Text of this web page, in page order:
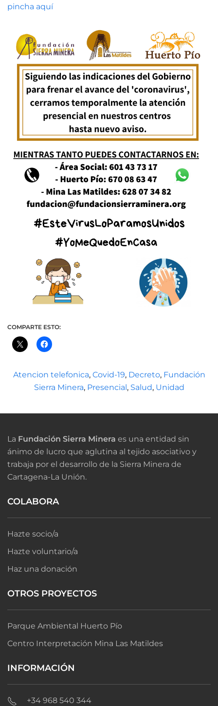
pincha aquí
COMPARTE ESTO:
Atencion telefonica, Covid-19, Decreto, Fundación
Sierra Minera, Presencial, Salud, Unidad
La Fundación Sierra Minera es una entidad sin
ánimo de lucro que aglutina al tejido asociativo y
trabaja por el desarrollo de la Sierra Minera de
Cartagena-La Unión.
COLABORA
Hazte socio/a
Hazte voluntario/a
Haz una donación
OTROS PROYECTOS
Parque Ambiental Huerto Pío
Centro Interpretación Mina Las Matildes
INFORMACIÓN
+34 968 540 344